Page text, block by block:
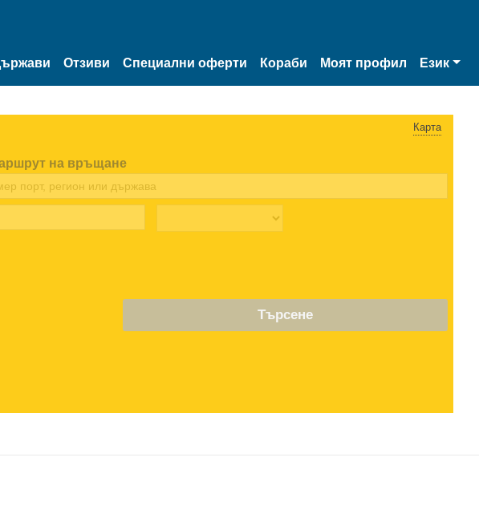
Отзиви Специални оферти Кораби Моят профил Език
Карта
на връщане
Търсене